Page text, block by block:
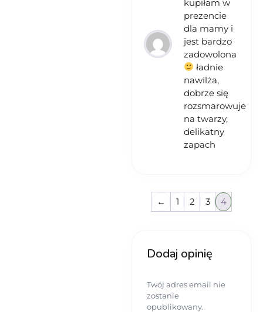
kupiłam w
prezencie
dla mamy i
jest bardzo
zadowolona
ładnie
nawilża,
dobrze się
rozsmarowuje
na twarzy,
delikatny
zapach
← 1 2 3 4
Dodaj opinię
Twój adres email nie
zostanie
opublikowany.